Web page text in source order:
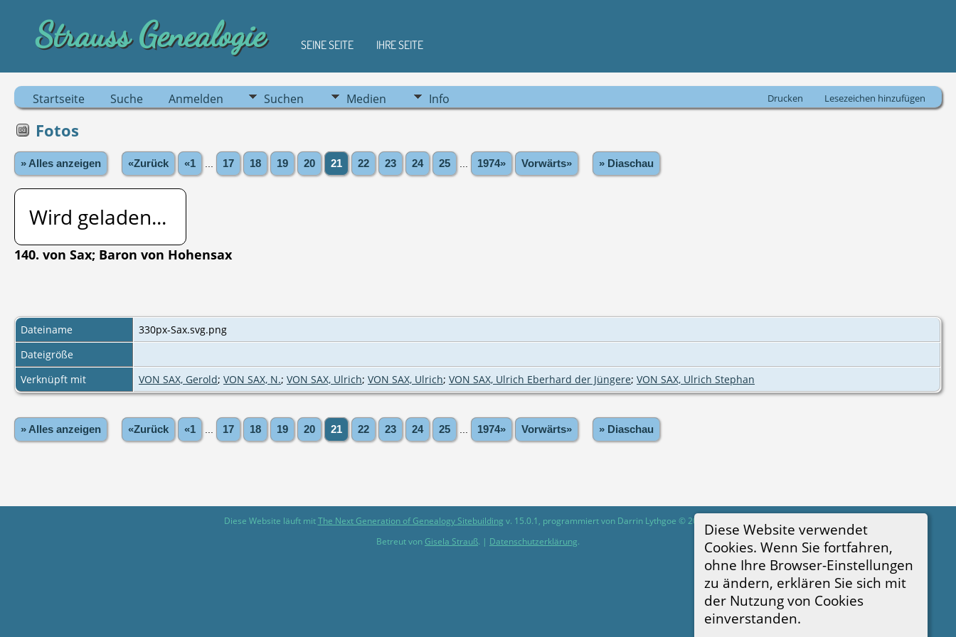
Strauss Genealogie SEINE SEITE IHRE SEITE
Startseite Suche Anmelden Suchen Medien Info Drucken Lesezeichen hinzufügen
Diese Website verwendet
Cookies. Wenn Sie fortfahren,
ohne Ihre Browser-Einstellungen
zu ändern, erklären Sie sich mit
der Nutzung von Cookies
einverstanden.
Fotos
» Alles anzeigen «Zurück «1 17 18 19 20 21 22 23 24 25 1974» Vorwärts» » Diaschau
Wird geladen...
140. von Sax; Baron von Hohensax
Dateiname
330px-Sax.svg.png
Dateigröße
Verknüpft mit
VON SAX, Gerold; VON SAX, N.; VON SAX, Ulrich; VON SAX, Ulrich; VON SAX, Ulrich Eberhard der Jüngere; VON SAX, Ulrich Stephan
» Alles anzeigen «Zurück «1 17 18 19 20 21 22 23 24 25 1974» Vorwärts» » Diaschau
Diese Website läuft mitThe Next Generation of Genealogy Sitebuilding v. 15.0.1, programmiert von Darrin Lythgoe © 2001-2026.
Betreut von Gisela Strauß. | Datenschutzerklärung.